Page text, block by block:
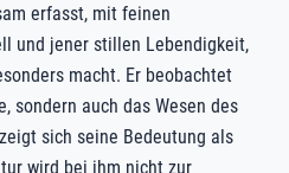
erfasst, mit feinen
und jener stillen Lebendigkeit,
macht. Er beobachtet
sondern auch das Wesen des
sich seine Bedeutung als
wird bei ihm nicht zur